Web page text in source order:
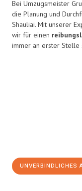
Bei Umzugsmeister
die Planung und
Shauliai. Mit unserer
wir für einen
immer an erster Stelle
UNVERBINDLICHES